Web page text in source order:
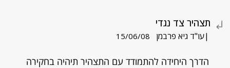
תצהיר צד נגדי
|עו"ד גיא פרבמן 15/06/08
הדרך היחידה להתמודד עם התצהיר תיהיה בחקירה